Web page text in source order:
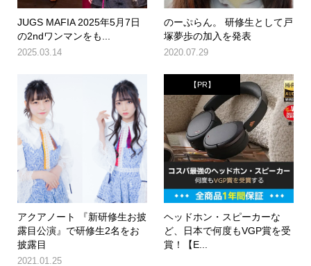
JUGS MAFIA 2025年5月7日
の2ndワンマンをも...
2025.03.14
のーぷらん。 研修生として戸
塚夢歩の加入を発表
2020.07.29
アクアノート 『新研修生お披
露目公演』で研修生2名をお
披露目
2021.01.25
【PR】
ヘッドホン・スピーカーな
ど、日本で何度もVGP賞を受
賞！【E...